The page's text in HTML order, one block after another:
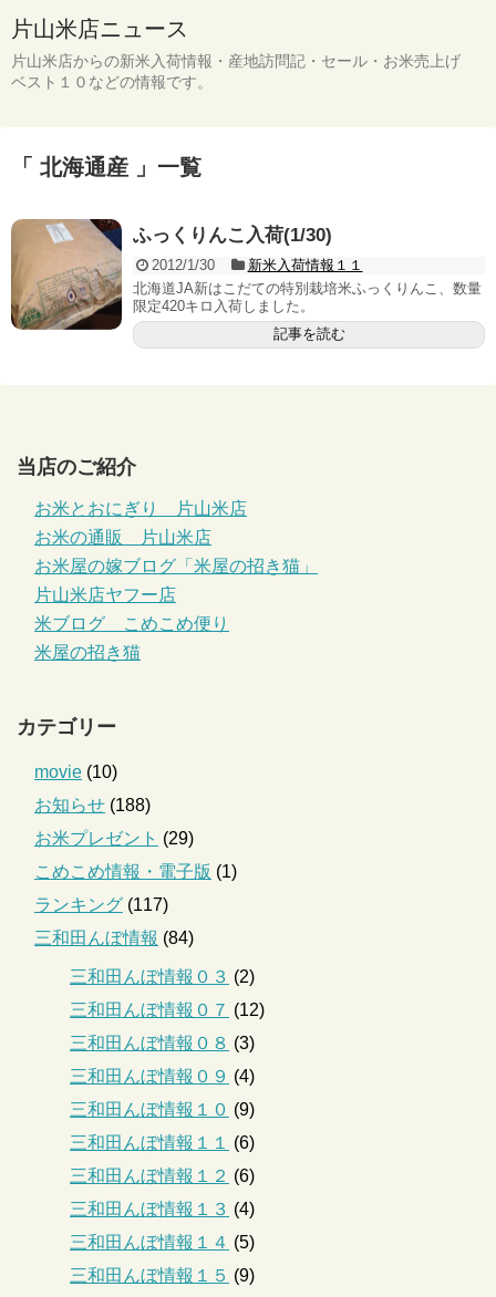
片山米店ニュース
片山米店からの新米入荷情報・産地訪問記・セール・お米売上げ
ベスト１０などの情報です。
「 北海通産 」一覧
ふっくりんこ入荷(1/30)
2012/1/30
新米入荷情報１１
北海道JA新はこだての特別栽培米ふっくりんこ、数量
限定420キロ入荷しました。
記事を読む
当店のご紹介
お米とおにぎり 片山米店
お米の通販 片山米店
お米屋の嫁ブログ「米屋の招き猫」
片山米店ヤフー店
米ブログ こめこめ便り
米屋の招き猫
カテゴリー
movie (10)
お知らせ (188)
お米プレゼント (29)
こめこめ情報・電子版 (1)
ランキング (117)
三和田んぼ情報 (84)
三和田んぼ情報０３ (2)
三和田んぼ情報０７ (12)
三和田んぼ情報０８ (3)
三和田んぼ情報０９ (4)
三和田んぼ情報１０ (9)
三和田んぼ情報１１
(6)
三和田んぼ情報１２ (6)
三和田んぼ情報１３ (4)
三和田んぼ情報１４ (5)
三和田んぼ情報１５ (9)